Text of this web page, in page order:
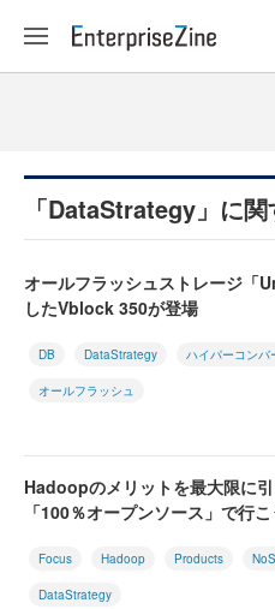
「DataStrategy」に
オールフラッシュストレージ「
したVblock 350が登場
DB DataStrategy ハイパーコンバ
オールフラッシュ
Hadoopのメリットを最大限に
「100％オープンソース」で行こ
Focus Hadoop Products
DataStrategy